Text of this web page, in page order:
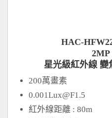
HAC-
2MP
星光級紅外線
200萬畫素
0.001Lux@F1.5
紅外線距離 : 80m